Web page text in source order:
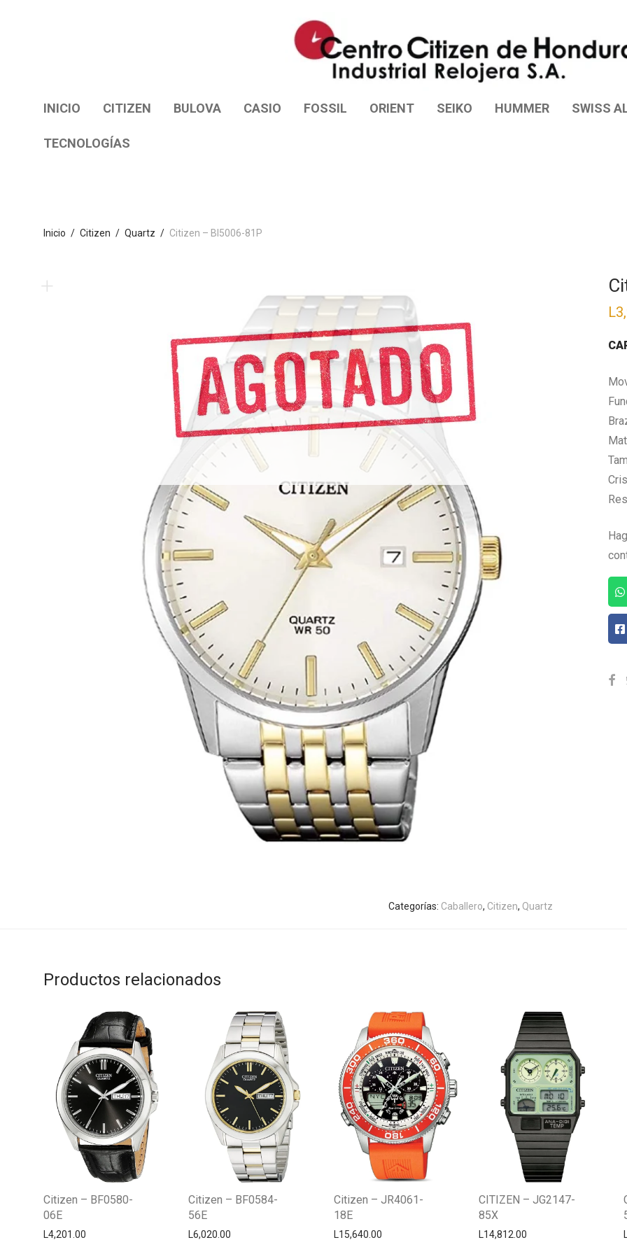
INICIO CITIZEN BULOVA CASIO FOSSIL ORIENT SEIKO HUMMER SWISS
TECNOLOGÍAS
Inicio / Citizen / Quartz / Citizen – BI5006-81P
L
Categorías: Caballero, Citizen, Quartz
Productos relacionados
Citizen – BF0580-
06E
L4,201.00
Citizen – BF0584-
56E
L6,020.00
Citizen – JR4061-
18E
L15,640.00
CITIZEN – JG2147-
85X
L14,812.00